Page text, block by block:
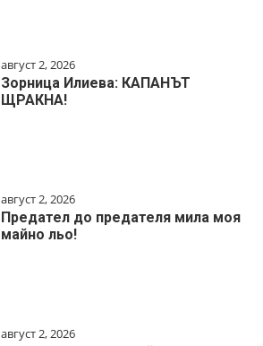
август 2, 2026
Зорница Илиева: КАПАНЪТ
ЩРАКНА!
август 2, 2026
Предател до предателя мила моя
майно льо!
август 2, 2026